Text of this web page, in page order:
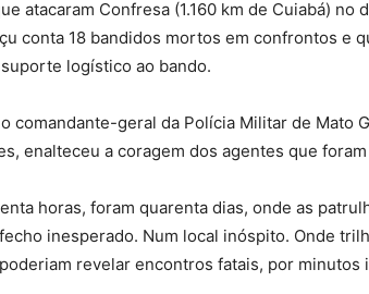
atacaram Confresa (1.160 km de Cuiabá) no
conta 18 bandidos mortos em confrontos e
logístico ao bando.
comandante-geral da Polícia Militar de Mato
enalteceu a coragem dos agentes que
horas, foram quarenta dias, onde as
inesperado. Num local inóspito. Onde
revelar encontros fatais, por minutos